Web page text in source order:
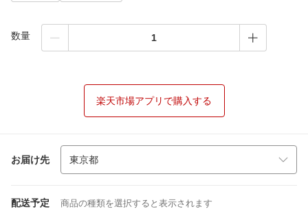
数量
楽天市場アプリで購入する
お届け先
配送予定 商品の種類を選択すると表示されます